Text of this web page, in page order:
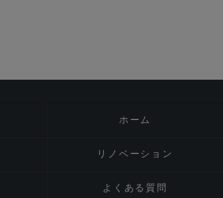
ホーム
リノベーション
よくある質問